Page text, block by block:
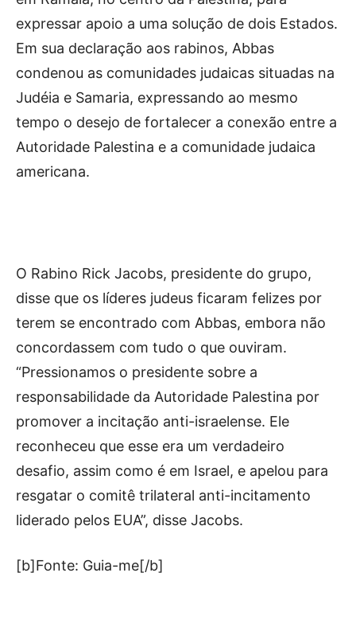
expressar apoio a uma solução de dois Estados.
Em sua declaração aos rabinos, Abbas
condenou as comunidades judaicas situadas na
Judéia e Samaria, expressando ao mesmo
tempo o desejo de fortalecer a conexão entre a
Autoridade Palestina e a comunidade judaica
americana.
O Rabino Rick Jacobs, presidente do grupo,
disse que os líderes judeus ficaram felizes por
terem se encontrado com Abbas, embora não
concordassem com tudo o que ouviram.
“Pressionamos o presidente sobre a
responsabilidade da Autoridade Palestina por
promover a incitação anti-israelense. Ele
reconheceu que esse era um verdadeiro
desafio, assim como é em Israel, e apelou para
resgatar o comitê trilateral anti-incitamento
liderado pelos EUA”, disse Jacobs.
[b]Fonte: Guia-me[/b]